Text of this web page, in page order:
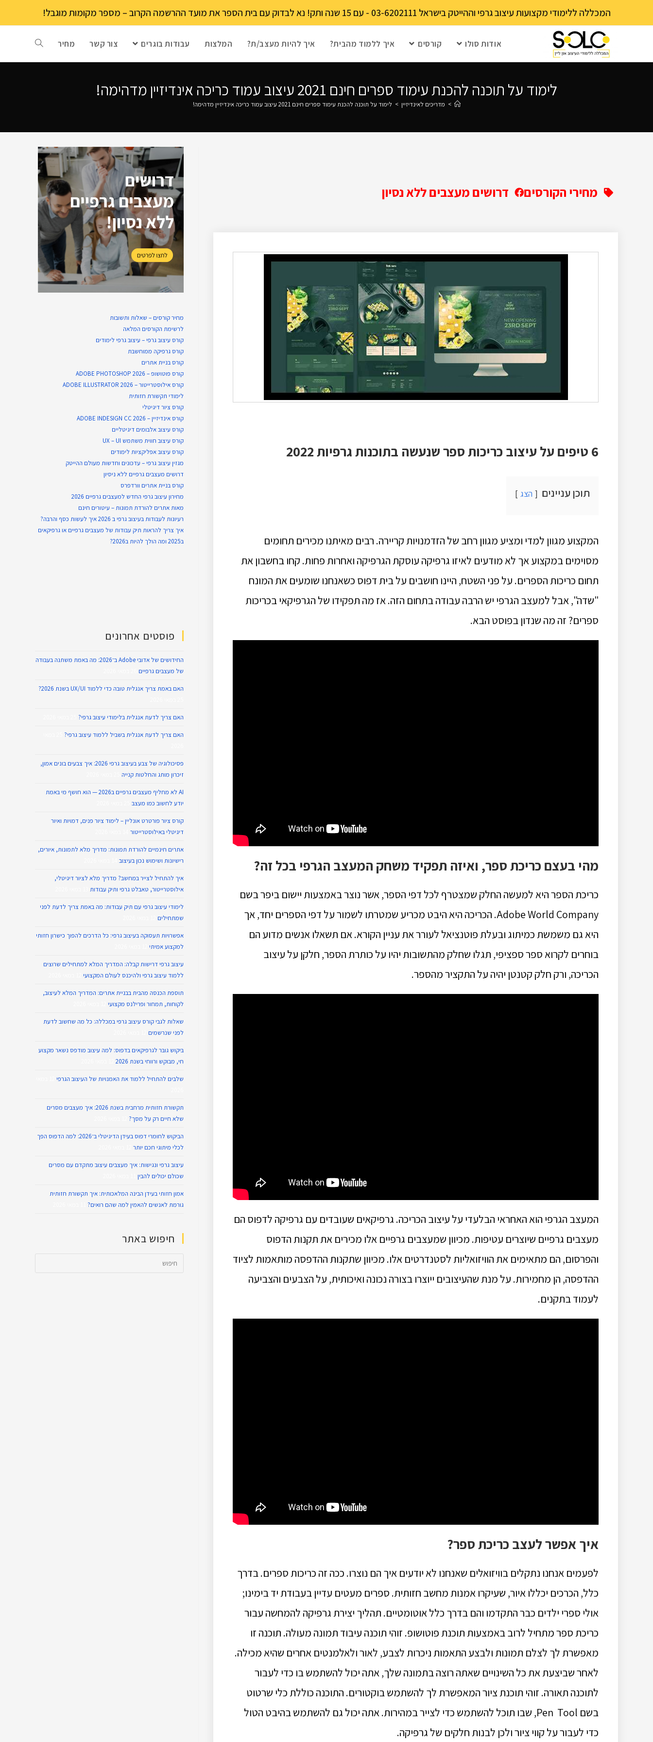
המכללה ללימודי מקצועות עיצוב גרפי וההייטק בישראל 03-6202111 - עם 15 שנה ותק! נא לבדוק עם בית הספר את מועד ההרשמה הקרוב – מספר מקומות מוגבל!
אודות סולו קורסים איך ללמוד מהבית? איך להיות מעצב/ת? המלצות עבודות בוגרים צור קשר מחיר
לימוד על תוכנה להכנת עימוד ספרים חינם 2021 עיצוב עמוד כריכה אינדיזיין מדהימה!
> מדריכים לאינדיזיין > לימוד על תוכנה להכנת עימוד ספרים חינם 2021 עיצוב עמוד כריכה אינדיזיין מדהימה!
מחירי הקורסים דרושים מעצבים ללא נסיון
6 טיפים על עיצוב כריכות ספר שנעשה בתוכנות גרפיות 2022
תוכן עניינים הצג
המקצוע מגוון למדי ומציע מגוון רחב של הזדמנויות קריירה. רבים מאיתנו מכירים תחומים
מסוימים במקצוע אך לא מודעים לאיזו גרפיקה עוסקת הגרפיקה ואחרות פחות. קחו בחשבון את
תחום כריכות הספרים. על פני השטח, היינו חושבים על בית דפוס כשאנחנו שומעים את המונח
"שדה", אבל למעצב הגרפי יש הרבה עבודה בתחום הזה. אז מה תפקידו של הגרפיקאי בכריכות
ספרים? זה מה שנדון בפוסט הבא.
מהי בעצם כריכת ספר, ואיזה תפקיד משחק המעצב הגרפי בכל זה?
כריכת הספר היא למעשה החלק שמצטרף לכל דפי הספר, אשר נוצר באמצעות יישום ביפר בשם
Adobe World Company. הכריכה היא היבט מכריע שמטרתו לשמור על דפי הספרים יחד, אך
היא גם משמשת כמיתוג ובעלת פוטנציאל לעורר את עניין הקורא. אם תשאלו אנשים מדוע הם
בוחרים לקרוא ספר ספציפי, תגלו שחלק מהתשובות יהיו על כותרת הספר, חלקן על עיצוב
הכריכה, ורק חלק קטנטן יהיה על התקציר מהספר.
המעצב הגרפי הוא האחראי הבלעדי על עיצוב הכריכה. גרפיקאים שעובדים עם גרפיקה לדפוס הם
מעצבים גרפיים שיוצרים עטיפות. מכיוון שמעצבים גרפיים אלו מכירים את תקנות הדפוס
והפרסום, הם מתאימים את הוויזואליות לסטנדרטים אלו. מכיוון שתקנות ההדפסה מותאמות לציוד
ההדפסה, הן מחמירות. על מנת שהעיצובים ייוצרו בצורה נכונה ואיכותית, על הצבעים והצביעה
לעמוד בתקנים.
איך אפשר לעצב כריכת ספר?
לפעמים אנחנו נתקלים בוויזואלים שאנחנו לא יודעים איך הם נוצרו. ככה זה כריכות ספרים. בדרך
כלל, הכרכים יכללו איור, שעיקרו אמנות מחשב חזותית. ספרים מעטים עדיין בעבודת יד בימינו;
אולי ספרי ילדים כבר התקדמו והם בדרך כלל אוטומטיים. תהליך יצירת גרפיקה להמחשה עבור
כריכת ספר מתחיל לרוב באמצעות תוכנת פוטושופ. זוהי תוכנה עיבוד תמונה מעולה. תוכנה זו
מאפשרת לך לצלם תמונות ולבצע התאמות ניכרות לצבע, לאור ולאלמנטים אחרים שהיא מכילה.
לאחר שביצעת את כל השינויים שאתה רוצה בתמונה שלך, אתה יכול להשתמש בו כדי לעבור
לתוכנה תאורה. זוהי תוכנת ציור המאפשרת לך להשתמש בוקטורים. התוכנה כוללת כלי שרטוט
בשם Pen Tool, שבו תוכל להשתמש כדי לצייר במהירות. אתה יכול גם להשתמש בהיבט הטול
כדי לעבור על קווי ציור ולכן לבנות חלקים של גרפיקה.
מחיר קורסים – שאלות ותשובות
לרשימת הקורסים המלאה
קורס עיצוב גרפי – עיצוב גרפי לימודים
קורס גרפיקה ממוחשבת
קורס בניית​ אתרים
קורס פוטושופ – ADOBE PHOTOSHOP 2026
קורס אילוסטרייטור – ADOBE ILLUSTRATOR 2026
לימודי תקשורת חזותית
קורס ציור דיגיטלי
קורס אינדיזיין – ADOBE INDESIGN CC 2026
קורס עיצוב אלבומים דיגיטליים
קורס עיצוב חווית משתמש UX – UI
קורס עיצוב אפליקציות לימודים
מגזין עיצוב גרפי – עדכונים וחדשות מעולם ההייטק
דרושים מעצבים גרפיים ללא ניסיון
קורס בניית אתרים וורדפרס
מחירון עיצוב גרפי החדש למעצבים גרפיים 2026
מאות אתרים להורדת תמונות – עיטורים חינם
רעיונות לעבודות בעיצוב גרפי ב 2026 איך לעשות כסף והרבה?
איך צריך להראות תיק עבודות של מעצבים גרפיים או גרפיקאים
ב2025 ומה הולך להיות ב2026?
פוסטים אחרונים
החידושים של אדובי Adobe ב־2026: מה באמת משתנה בעבודה
של מעצבים גרפיים
האם באמת צריך אנגלית טובה כדי ללמוד UX/UI בשנת 2026?
האם צריך לדעת אנגלית בלימודי עיצוב גרפי?
האם צריך לדעת אנגלית בשביל ללמוד עיצוב גרפי?
פסיכולוגיה של צבע בעיצוב גרפי 2026: איך צבעים בונים אמון,
זיכרון מותג והחלטות קנייה
AI לא מחליף מעצבים גרפיים ב2026 — הוא חושף מי באמת
יודע לחשוב כמו מעצב
קורס ציור פורטרט אונליין – לימוד ציור פנים, דמויות ואיור
דיגיטלי באילוסטרייטור
אתרים חינמיים להורדת תמונות: מדריך מלא לתמונות, איורים,
רישיונות ושימוש נכון בעיצוב
איך להתחיל לצייר במחשב? מדריך מלא לציור דיגיטלי,
אילוסטרייטור, טאבלט גרפי ותיק עבודות
לימודי עיצוב גרפי עם תיק עבודות: מה באמת צריך לדעת לפני
שמתחילים
אפשרויות תעסוקה בעיצוב גרפי: כל הדרכים להפוך כישרון חזותי
למקצוע אמיתי
עיצוב גרפי דרישות קבלה: המדריך המלא למתחילים שרוצים
ללמוד עיצוב גרפי ולהיכנס לעולם המקצועי
תוספת הכנסה מהבית בבניית אתרים: המדריך המלא לעיצוב,
לקוחות, תמחור ופרילנס מקצועי
שאלות לגבי קורס עיצוב גרפי במכללה: כל מה שחשוב לדעת
לפני שנרשמים
ביקוש גובר לגרפיקאים בדפוס: למה עיצוב מודפס נשאר מקצוע
חי, מבוקש ורווחי בשנת 2026
שלבים להתחיל ללמוד את האמנויות של העיצוב הגרפי
תקשורת חזותית מרחבית בשנת 2026: איך מעצבים מסרים
שלא חיים רק על מסך?
הביקוש לחומרי דפוס בעידן הדיגיטלי ב־2026: למה הדפוס הפך
לכלי מיתוגי חכם יותר
עיצוב גרפי ונגישות: איך מעצבים עיצוב מתקדם עם מסרים
שכולם יכולים להבין
אמון חזותי בעידן הבינה המלאכותית: איך תקשורת חזותית
גורמת לאנשים להאמין למה שהם רואים?
חיפוש באתר